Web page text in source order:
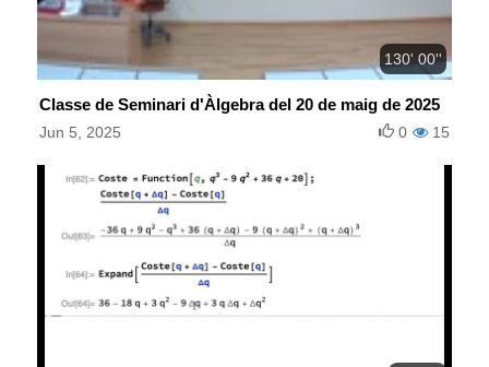
130' 00''
Classe de Seminari d'Àlgebra del 20 de maig de 2025
Jun 5, 2025 15
0